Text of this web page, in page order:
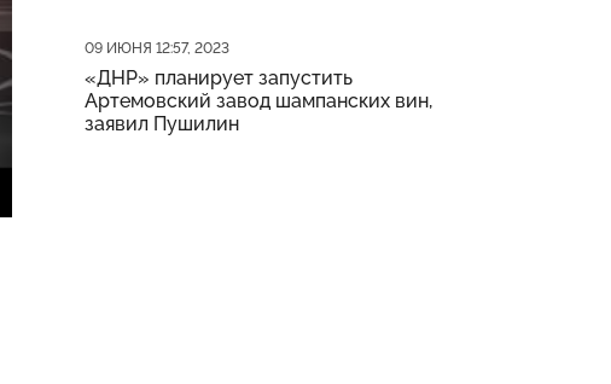
Дата публикации
09 ИЮНЯ 12:57, 2023
«ДНР» планирует запустить
Артемовский завод шампанских вин,
заявил Пушилин